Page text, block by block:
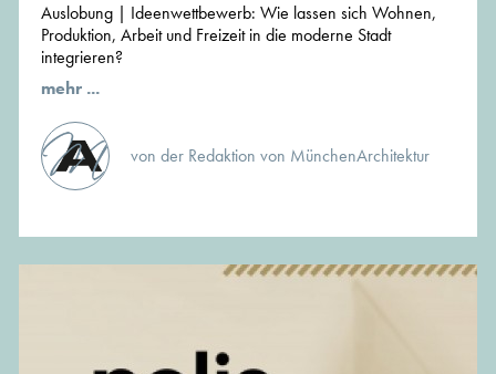
Auslobung | Ideenwettbewerb: Wie lassen sich Wohnen,
Produktion, Arbeit und Freizeit in die moderne Stadt
integrieren?
mehr ...
von der Redaktion von MünchenArchitektur